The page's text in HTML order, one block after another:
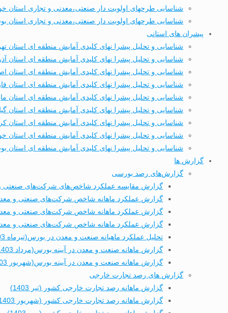
شناسایی طرحهای اولویت دار صنعتی،معدنی و تجاری استان
شناسایی طرحهای اولویت دار صنعتی،معدنی و تجاری استان
پیشران های استانی
شناسایی و تحلیل پیشرا نهای کلیدی آمایش منطقه ای استان
شناسایی و تحلیل پیشرا نهای کلیدی آمایش منطقه ای استان
شناسایی و تحلیل پیشرا نهای کلیدی آمایش منطقه ای استان
شناسایی و تحلیل پیشرا نهای کلیدی آمایش منطقه ای استان
شناسایی و تحلیل پیشرا نهای کلیدی آمایش منطقه ای استان
شناسایی و تحلیل پیشرا نهای کلیدی آمایش منطقه ای استان
شناسایی و تحلیل پیشرا نهای کلیدی آمایش منطقه ای استان
شناسایی و تحلیل پیشرا نهای کلیدی آمایش منطقه ای استان
شناسایی و تحلیل پیشرا نهای کلیدی آمایش منطقه ای استان
گزارش ها
گزارش‌های رصد بورسی
گزارش مقایسه عملکرد شاخص‌های شرکت‌های صنعتی و
گزارش عملکرد ماهانه شاخص شرکت‌های صنعتی و معدنی
گزارش عملکرد ماهانه شاخص شرکت‌های صنعتی و معدنی
گزارش عملکرد ماهانه شاخص شرکت‌های صنعتی و معدنی
تحلیل عملکرد ماهیانه صنعت و معدن در بورس(تیرماه 1403)
گزارش ماهانه صنعت و معدن در آیینه بورس(مرداد 1403)
گزارش ماهانه صنعت و معدن در آیینه بورس(شهریور 1403)
گزارش های رصد تجارت خارجی
گزارش ماهانه رصد تجارت خارجی کشور (تیر 1403)
گزارش ماهانه رصد تجارت خارجی کشور (شهریور 1403)